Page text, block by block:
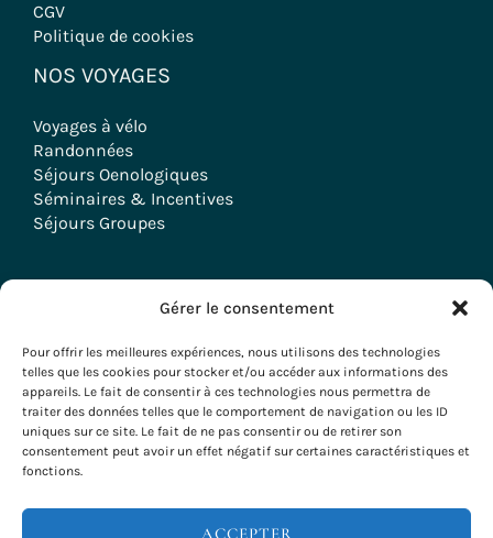
Gérer le consentement
Pour offrir les meilleures expériences, nous utilisons des technologies
telles que les cookies pour stocker et/ou accéder aux informations des
appareils. Le fait de consentir à ces technologies nous permettra de
traiter des données telles que le comportement de navigation ou les ID
uniques sur ce site. Le fait de ne pas consentir ou de retirer son
consentement peut avoir un effet négatif sur certaines caractéristiques et
fonctions.
ACCEPTER
CGV
Politique de cookies
NOS VOYAGES
Voyages à vélo
Randonnées
Séjours Oenologiques
Séminaires & Incentives
Séjours Groupes